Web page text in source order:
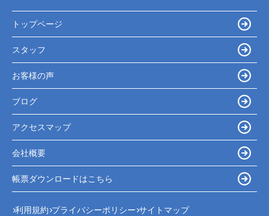
トップページ
スタッフ
お客様の声
ブログ
アクセスマップ
会社概要
帳票ダウンロードはこちら
利用規約 プライバシーポリシー サイトマップ